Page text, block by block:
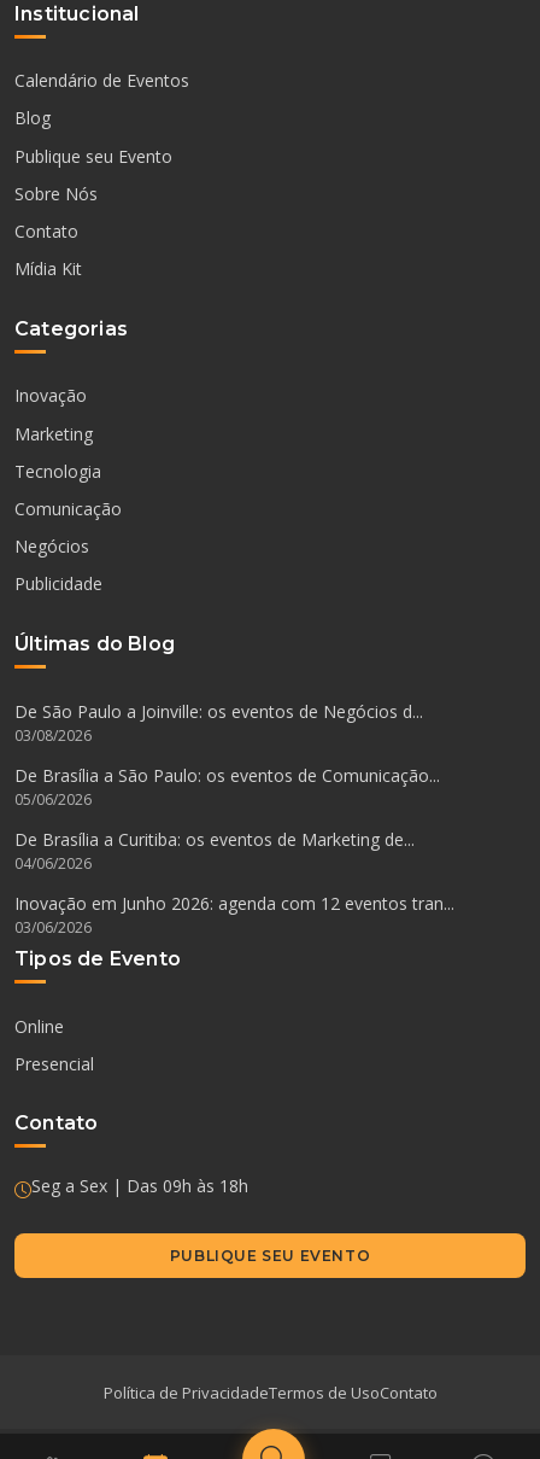
Institucional
Calendário de Eventos
Blog
Publique seu Evento
Sobre Nós
Contato
Mídia Kit
Categorias
Inovação
Marketing
Tecnologia
Comunicação
Negócios
Publicidade
Últimas do Blog
De São Paulo a Joinville: os eventos de Negócios d...
03/08/2026
De Brasília a São Paulo: os eventos de Comunicação...
05/06/2026
De Brasília a Curitiba: os eventos de Marketing de...
04/06/2026
Inovação em Junho 2026: agenda com 12 eventos tran...
03/06/2026
Tipos de Evento
Online
Presencial
Contato
Seg a Sex | Das 09h às 18h
PUBLIQUE SEU EVENTO
Política de PrivacidadeTermos de UsoContato